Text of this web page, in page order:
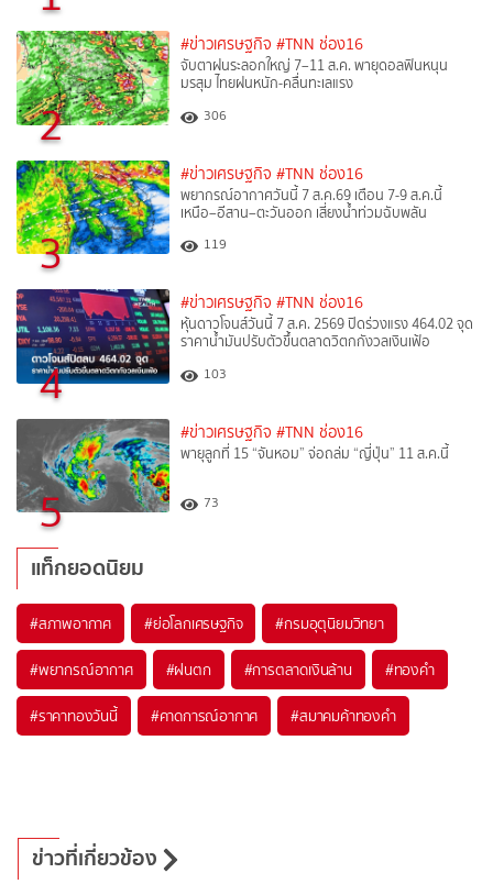
2
#ข่าวเศรษฐกิจ #TNN ช่อง16
จับตาฝนระลอกใหญ่ 7–11 ส.ค. พายุดอลฟินหนุน
มรสุม ไทยฝนหนัก-คลื่นทะเลแรง
306
3
#ข่าวเศรษฐกิจ #TNN ช่อง16
พยากรณ์อากาศวันนี้ 7 ส.ค.69 เตือน 7-9 ส.ค.นี้
เหนือ–อีสาน–ตะวันออก เสี่ยงน้ำท่วมฉับพลัน
119
4
#ข่าวเศรษฐกิจ #TNN ช่อง16
หุ้นดาวโจนส์วันนี้ 7 ส.ค. 2569 ปิดร่วงแรง 464.02 จุด
ราคาน้ำมันปรับตัวขึ้นตลาดวิตกกังวลเงินเฟ้อ
103
5
#ข่าวเศรษฐกิจ #TNN ช่อง16
พายุลูกที่ 15 “จันหอม” จ่อถล่ม “ญี่ปุ่น” 11 ส.ค.นี้
73
แท็กยอดนิยม
#สภาพอากาศ #ย่อโลกเศรษฐกิจ #กรมอุตุนิยมวิทยา
#พยากรณ์อากาศ #ฝนตก #การตลาดเงินล้าน #ทองคำ
#ราคาทองวันนี้ #คาดการณ์อากาศ #สมาคมค้าทองคำ
ข่าวที่เกี่ยวข้อง